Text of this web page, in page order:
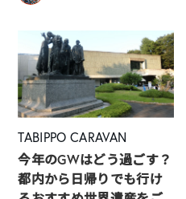
TABIPPO CARAVAN
今年のGWはどう過ごす？
都内から日帰りでも行け